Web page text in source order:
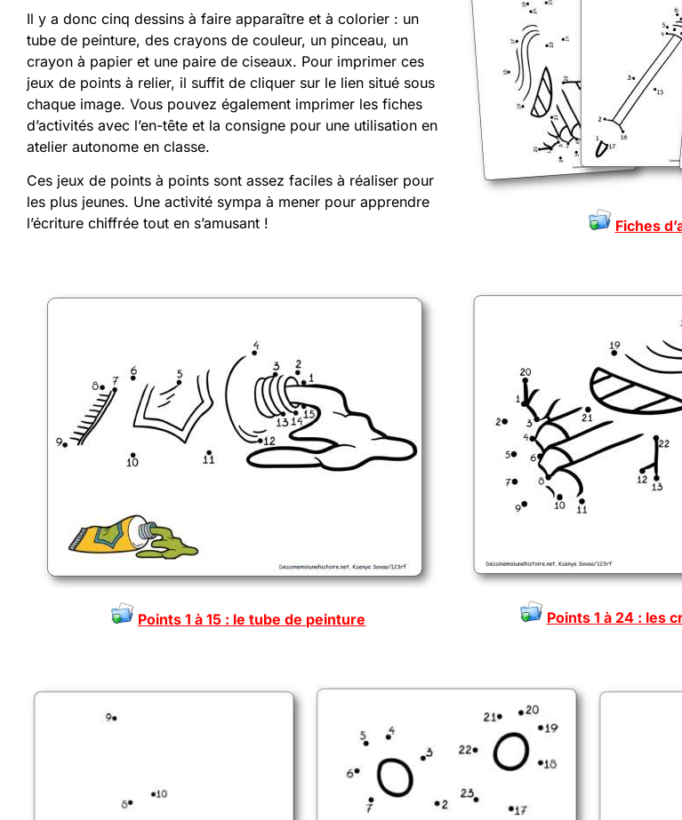
Il y a donc cinq dessins à faire apparaître et à colorier : un
tube de peinture, des crayons de couleur, un pinceau, un
crayon à papier et une paire de ciseaux. Pour imprimer ces
jeux de points à relier, il suffit de cliquer sur le lien situé sous
chaque image. Vous pouvez également imprimer les fiches
d’activités avec l’en-tête et la consigne pour une utilisation en
atelier autonome en classe.
Ces jeux de points à points sont assez faciles à réaliser pour
les plus jeunes. Une activité sympa à mener pour apprendre
l’écriture chiffrée tout en s’amusant !
Fiches
Points 1 à 15 : le tube de peinture Points 1 à 24 : les